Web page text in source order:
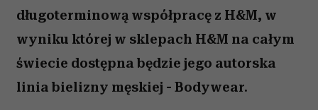
długoterminową współpracę z H&M, w
wyniku której w sklepach H&M na całym
świecie dostępna będzie jego autorska
linia bielizny męskiej - Bodywear.